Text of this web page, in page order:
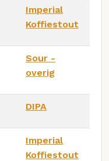
Imperial
Koffiestout
Sour -
overig
DIPA
Imperial
Koffiestout